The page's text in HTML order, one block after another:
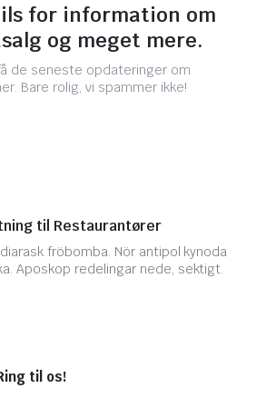
for information om
og meget mere.
de seneste opdateringer om
Bare rolig, vi spammer ikke!
til Restaurantører
fröbomba. Nör antipol kynoda
Aposkop redelingar nede, sektigt.
til os!